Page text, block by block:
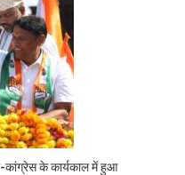
कांग्रेस के कार्यकाल में हुआ